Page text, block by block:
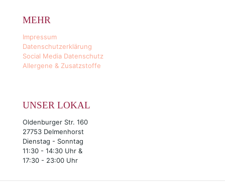
MEHR
Impressum
Datenschutzerklärung
Social Media Datenschutz
Allergene & Zusatzstoffe
UNSER LOKAL
Oldenburger Str. 160
27753 Delmenhorst
Dienstag - Sonntag
11:30 - 14:30 Uhr &
17:30 - 23:00 Uhr